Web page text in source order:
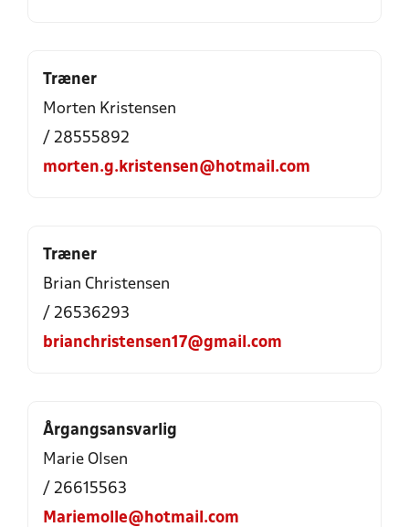
Træner
Morten Kristensen
/ 28555892
morten.g.kristensen@hotmail.com
Træner
Brian Christensen
/ 26536293
brianchristensen17@gmail.com
Årgangsansvarlig
Marie Olsen
/ 26615563
Mariemolle@hotmail.com